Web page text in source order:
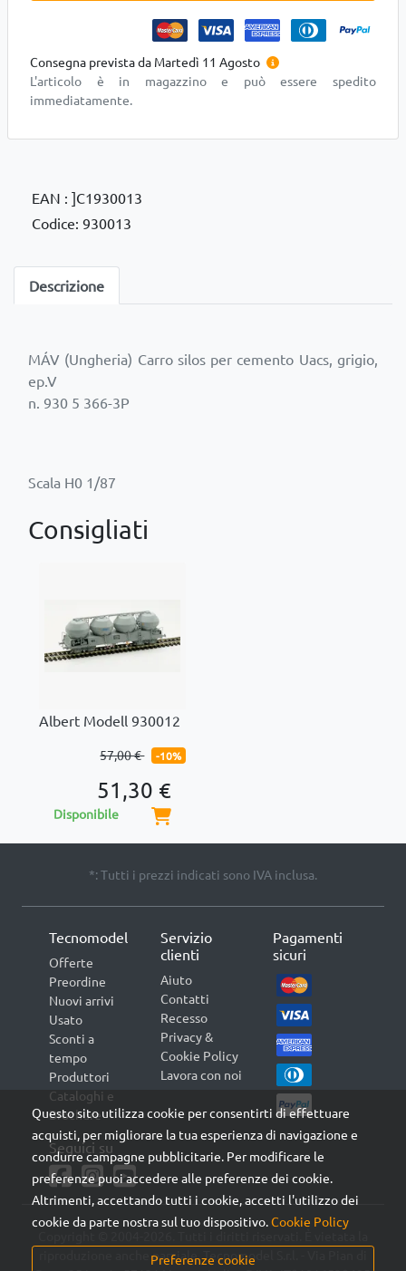
Consegna prevista da Martedì 11 Agosto
L'articolo è in magazzino e può essere spedito
immediatamente.
EAN : ]C1930013
Codice: 930013
Descrizione
MÁV (Ungheria) Carro silos per cemento Uacs, grigio,
ep.V
n. 930 5 366-3P
Consigliati
Albert Modell 930012
57,00 € -10%
51,30 €
Disponibile
*: Tutti i prezzi indicati sono IVA inclusa.
Tecnomodel
Offerte
Preordine
Nuovi arrivi
Usato
Sconti a
tempo
Produttori
Cataloghi e
Brochure
Servizio
clienti
Aiuto
Contatti
Recesso
Privacy &
Cookie Policy
Lavora con noi
Pagamenti
sicuri
Seguici su
riproduzione anche parziale. Tecnomodel S.r.l. - Via Pian di
Questo sito utilizza cookie per consentirti di effettuare
acquisti, per migliorare la tua esperienza di navigazione e
condurre campagne pubblicitarie. Per modificare le
preferenze puoi accedere alle preferenze dei cookie.
Altrimenti, accettando tutti i cookie, accetti l'utilizzo dei
cookie da parte nostra sul tuo dispositivo.Cookie Policy
Preferenze cookie